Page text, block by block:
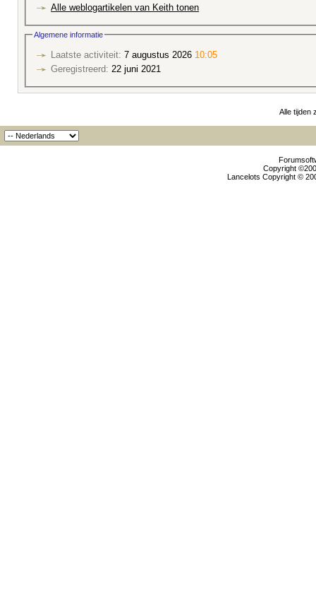
Alle weblogartikelen van Keith tonen
Algemene informatie
Laatste activiteit: 7 augustus 2026 10:05
Geregistreerd: 22 juni 2021
Alle tijden
Copyright
Lancelots Copyright ©